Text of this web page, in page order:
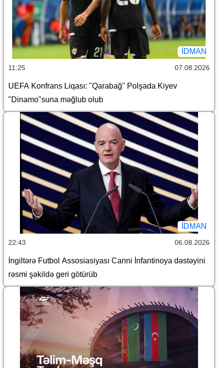
İDMAN
11:25 07.08.2026
UEFA Konfrans Liqası: "Qarabağ" Polşada Kiyev
"Dinamo"suna məğlub olub
İDMAN
22:43 06.08.2026
İngiltərə Futbol Assosiasiyası Canni İnfantinoya dəstəyini
rəsmi şəkildə geri götürüb